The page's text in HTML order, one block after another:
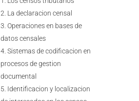
La declaracion censal
Operaciones en bases de
datos censales
Sistemas de codificacion en
procesos de gestion
documental
Identificacion y localizacion